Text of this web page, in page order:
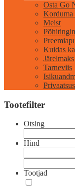
Osta Go
Korduma
Meist
Kuidas
Järelmaks
Tarneviis
Tootefilter
Otsing
Hind
Tootjad